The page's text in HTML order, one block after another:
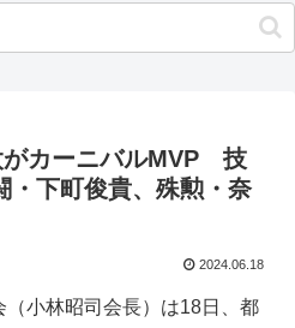
がカーニバルMVP 技
・下町俊貴、殊勲・奈
2024.06.18
小林昭司会長）は18日、都